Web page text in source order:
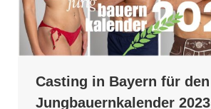
Casting in Bayern für den
Jungbauernkalender 2023